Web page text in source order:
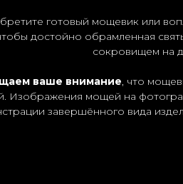
готовый мощевик или
достойно обрамленная
сокровищем на
ваше внимание, что
Изображения мощей на
завершённого вида